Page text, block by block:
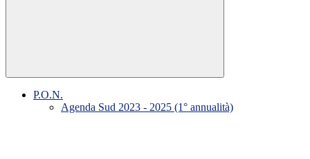
P.O.N.
Agenda Sud 2023 - 2025 (1° annualità)